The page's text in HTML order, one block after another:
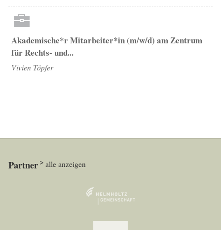
Akademische*r Mitarbeiter*in (m/w/d) am Zentrum
für Rechts- und...
Vivien Töpfer
Partner alle anzeigen